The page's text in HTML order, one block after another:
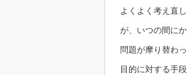
鍋
炊
(IH
ヒ
タ
よくよく考え直
が、いつの間に
問題が摩り替わ
目的に対する手